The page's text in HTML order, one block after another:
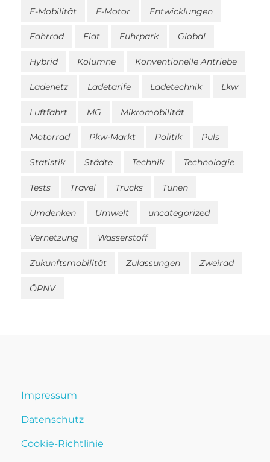
E-Mobilität E-Motor Entwicklungen
Fahrrad Fiat Fuhrpark Global
Hybrid Kolumne Konventionelle Antriebe
Ladenetz Ladetarife Ladetechnik Lkw
Luftfahrt MG Mikromobilität
Motorrad Pkw-Markt Politik Puls
Statistik Städte Technik Technologie
Tests Travel Trucks Tunen
Umdenken Umwelt uncategorized
Vernetzung Wasserstoff
Zukunftsmobilität Zulassungen Zweirad
ÖPNV
Impressum
Datenschutz
Cookie-Richtlinie